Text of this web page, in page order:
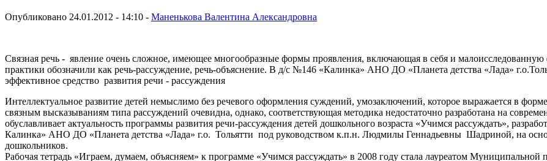
Опубликовано 24.01.2012 - 14:10 - Маненькова Валентина Александровна
Связная речь - явление очень сложное, имеющее многообразные формы проявления, включающая в себя и малоисследованную
практики обозначили как речь-рассуждение, речь-объяснение. В д/с №146 «Калинка» АНО ДО «Планета детства «Лада»
эффективное средство развития речи - рассуждения
Интеллектуальное развитие детей немыслимо без речевого оформления суждений, умозаключений, которое выражается в
связным высказываниям типа рассуждений очевидна, однако, соответствующая методика недостаточно разработана на
обуславливает актуальность программы развития речи-рассуждения детей дошкольного возраста «Учимся рассуждать»,
Калинка» АНО ДО «Планета детства «Лада» г.о. Тольятти под руководством к.п.н. Людмилы Геннадьевны Шадриной, на
дошкольников.
Рабочая тетрадь «Играем, думаем, объясняем» к программе «Учимся рассуждать» в 2008 году стала лауреатом